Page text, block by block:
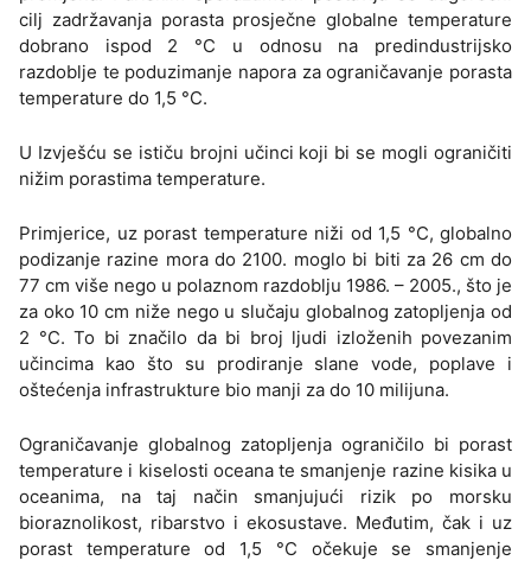
cilj zadržavanja porasta prosječne globalne temperature
dobrano ispod 2 °C u odnosu na predindustrijsko
razdoblje te poduzimanje napora za ograničavanje porasta
temperature do 1,5 °C.
U Izvješću se ističu brojni učinci koji bi se mogli ograničiti
nižim porastima temperature.
Primjerice, uz porast temperature niži od 1,5 °C, globalno
podizanje razine mora do 2100. moglo bi biti za 26 cm do
77 cm više nego u polaznom razdoblju 1986. – 2005., što je
za oko 10 cm niže nego u slučaju globalnog zatopljenja od
2 °C. To bi značilo da bi broj ljudi izloženih povezanim
učincima kao što su prodiranje slane vode, poplave i
oštećenja infrastrukture bio manji za do 10 milijuna.
Ograničavanje globalnog zatopljenja ograničilo bi porast
temperature i kiselosti oceana te smanjenje razine kisika u
oceanima, na taj način smanjujući rizik po morsku
bioraznolikost, ribarstvo i ekosustave. Međutim, čak i uz
porast temperature od 1,5 °C očekuje se smanjenje